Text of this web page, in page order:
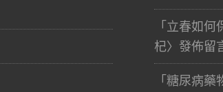
「立春如何
杞〉發佈留
「糖尿病藥